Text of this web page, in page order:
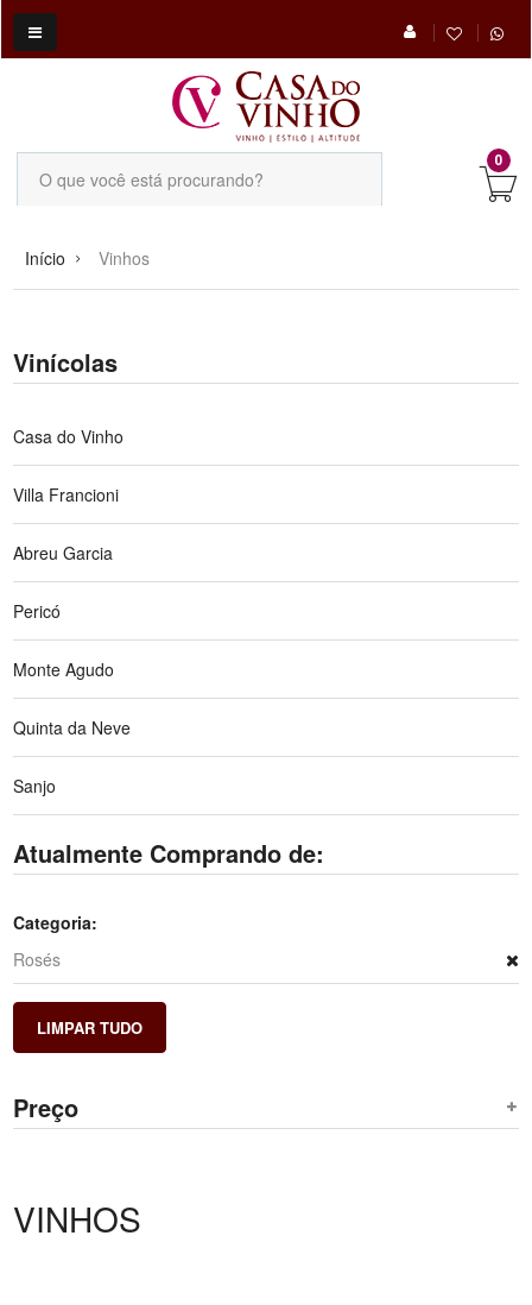
0
Início Vinhos
Vinícolas
Casa do Vinho
Villa Francioni
Abreu Garcia
Pericó
Monte Agudo
Quinta da Neve
Sanjo
Atualmente Comprando de:
Categoria:
Rosés
LIMPAR TUDO
Preço
VINHOS